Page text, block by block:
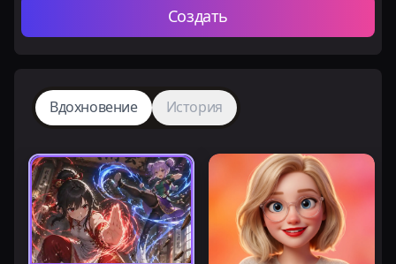
Создать
Вдохновение История